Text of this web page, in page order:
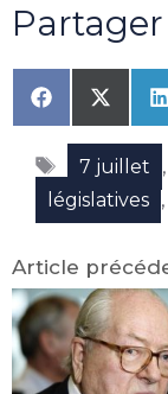
Share
on
Facebook
Share
on
X
Étiquettes
7 juillet ,
législatives ,
Article